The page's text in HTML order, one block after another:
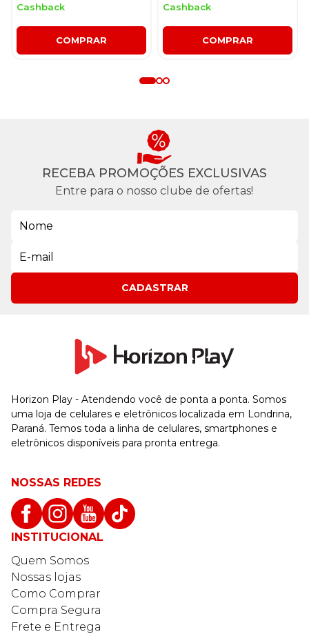
Cashback
COMPRAR
Cashback
COMPRAR
RECEBA PROMOÇÕES EXCLUSIVAS
Entre para o nosso clube de ofertas!
CADASTRAR
Horizon Play - Atendendo você de ponta a ponta. Somos
uma loja de celulares e eletrônicos localizada em Londrina,
Paraná. Temos toda a linha de celulares, smartphones e
eletrônicos disponíveis para pronta entrega.
NOSSAS REDES
INSTITUCIONAL
Quem Somos
Nossas lojas
Como Comprar
Compra Segura
Frete e Entrega